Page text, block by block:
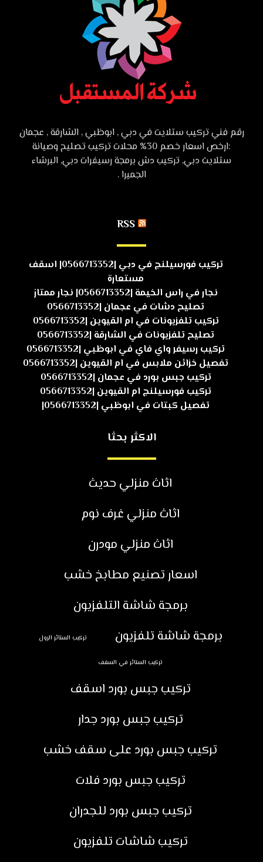
رقم فني تركيب ستلايت في دبي , ابوظبي , الشارقة , عجمان
:ارخص اسعار خصم 30% محلات تركيب تصليح وصيانة
ستلايت دبي, تركيب دش برمجة رسيفرات دبي, البرشاء
الجميرا .
RSS
تركيب فورسيلنج في دبي |0566713352| اسقف
مستعارة
نجار في راس الخيمة |0566713352| نجار ممتاز
تصليح دشات في عجمان |0566713352
تركيب تلفزيونات في ام القيوين |0566713352
تصليح تلفزيونات في الشارقة |0566713352
تركيب رسيفر واي فاي في ابوظبي |0566713352
تفصيل خزائن ملابس في ام القيوين |0566713352
تركيب جبس بورد في عجمان |0566713352
تركيب فورسيلنج ام القيوين |0566713352
تفصيل كبتات في ابوظبي |0566713352|
الاكثر بحثا
اثاث منزلي حديث
اثاث منزلي غرف نوم
اثاث منزلي مودرن
اسعار تصنيع مطابخ خشب
برمجة شاشة التلفزيون
برمجة شاشة تلفزيون
تركيب الستائر الرول
تركيب الستائر في السقف
تركيب جبس بورد اسقف
تركيب جبس بورد جدار
تركيب جبس بورد على سقف خشب
تركيب جبس بورد فلات
تركيب جبس بورد للجدران
تركيب شاشات تلفزيون